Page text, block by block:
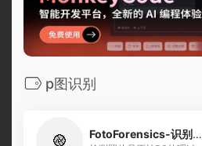
p图识别
FotoForensics-识别照骗